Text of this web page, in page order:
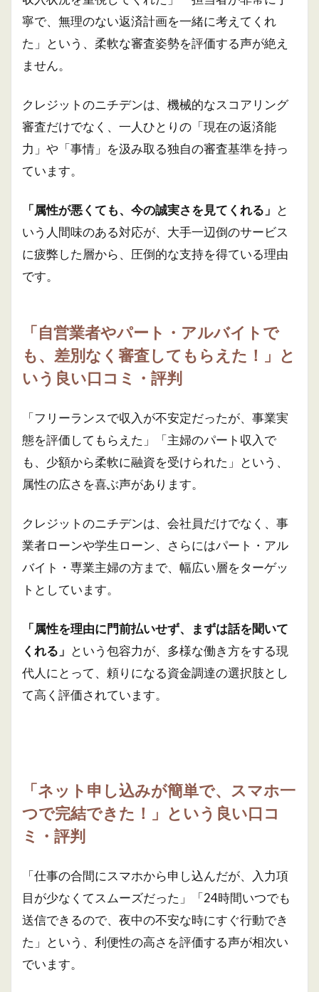
寧で、無理のない返済計画を一緒に考えてくれ
た」という、柔軟な審査姿勢を評価する声が絶え
ません。
クレジットのニチデンは、機械的なスコアリング
審査だけでなく、一人ひとりの「現在の返済能
力」や「事情」を汲み取る独自の審査基準を持っ
ています。
「属性が悪くても、今の誠実さを見てくれる」 と
いう人間味のある対応が、大手一辺倒のサービス
に疲弊した層から、圧倒的な支持を得ている理由
です。
「自営業者やパート・アルバイトで
も、差別なく審査してもらえた！」と
いう良い口コミ・評判
「フリーランスで収入が不安定だったが、事業実
態を評価してもらえた」「主婦のパート収入で
も、少額から柔軟に融資を受けられた」という、
属性の広さを喜ぶ声があります。
クレジットのニチデンは、会社員だけでなく、事
業者ローンや学生ローン、さらにはパート・アル
バイト・専業主婦の方まで、幅広い層をターゲッ
トとしています。
「属性を理由に門前払いせず、まずは話を聞いて
くれる」 という包容力が、多様な働き方をする現
代人にとって、頼りになる資金調達の選択肢とし
て高く評価されています。
「ネット申し込みが簡単で、スマホ一
つで完結できた！」という良い口コ
ミ・評判
「仕事の合間にスマホから申し込んだが、入力項
目が少なくてスムーズだった」「24時間いつでも
送信できるので、夜中の不安な時にすぐ行動でき
た」という、利便性の高さを評価する声が相次い
でいます。